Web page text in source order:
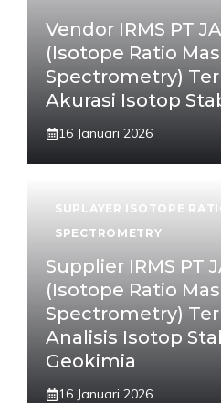
Vendor IRMS PT
(Isotope Ratio
Spectrometry)
Akurasi Isotop
16 Januari 2026
SUPLAYER ISOTOPE
SPECTROMETRY
Supplier IRMS PT
(Isotope Ratio
Spectrometry)
Analisis Isotop
Geokimia
16 Januari 2026